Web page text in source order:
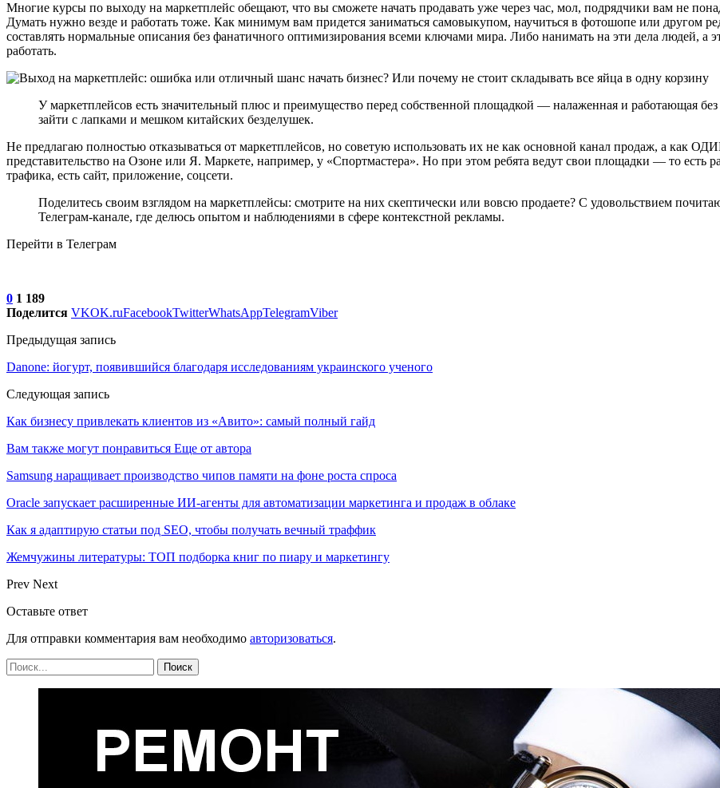
Многие курсы по выходу на маркетплейс обещают, что вы сможете начать продавать уже через час, мол, подрядчики вам не
Думать нужно везде и работать тоже. Как минимум вам придется заниматься самовыкупом, научиться в фотошопе или другом
составлять нормальные описания без фанатичного оптимизирования всеми ключами мира. Либо нанимать на эти дела людей,
работать.
У маркетплейсов есть значительный плюс и преимущество перед собственной площадкой — налаженная и работающая
зайти с лапками и мешком китайских безделушек.
Не предлагаю полностью отказываться от маркетплейсов, но советую использовать их не как основной канал продаж, а как
представительство на Озоне или Я. Маркете, например, у «Спортмастера». Но при этом ребята ведут свои площадки — то есть
трафика, есть сайт, приложение, соцсети.
Поделитесь своим взглядом на маркетплейсы: смотрите на них скептически или вовсю продаете? С удовольствием
Телеграм-канале, где делюсь опытом и наблюдениями в сфере контекстной рекламы.
Перейти в Телеграм
0 1 189
Поделится VKOK.ruFacebookTwitterWhatsAppTelegramViber
Предыдущая запись
Danone: йогурт, появившийся благодаря исследованиям украинского ученого
Следующая запись
Как бизнесу привлекать клиентов из «Авито»: самый полный гайд
Вам также могут понравиться Еще от автора
Samsung наращивает производство чипов памяти на фоне роста спроса
Oracle запускает расширенные ИИ‑агенты для автоматизации маркетинга и продаж в облаке
Как я адаптирую статьи под SEO, чтобы получать вечный траффик
Жемчужины литературы: ТОП подборка книг по пиару и маркетингу
Prev Next
Оставьте ответ
Для отправки комментария вам необходимо авторизоваться.